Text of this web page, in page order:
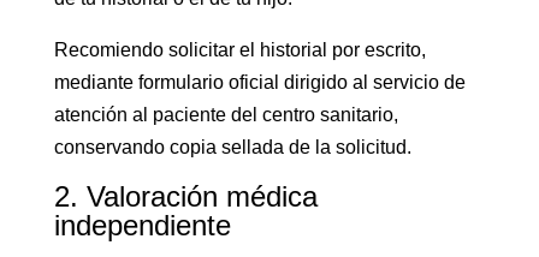
Recomiendo solicitar el historial por escrito,
mediante formulario oficial dirigido al servicio de
atención al paciente del centro sanitario,
conservando copia sellada de la solicitud.
2. Valoración médica
independiente